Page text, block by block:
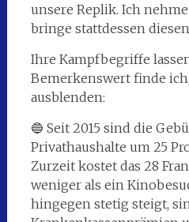
unsere Replik. Ich
bringe stattdessen
Ihre Kampfbegriffe
Bemerkenswert finde ich,
ausblenden:
🔵 Seit 2015 sind die
Privathaushalte um 25
Zurzeit kostet das 28
weniger als ein
hingegen stetig steigt,